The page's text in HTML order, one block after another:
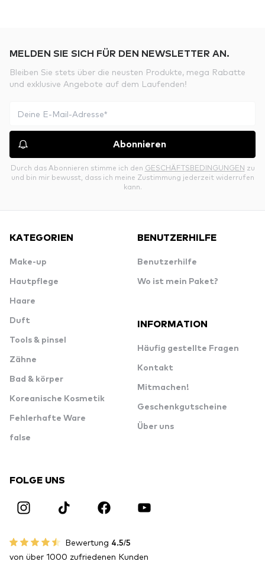
MELDEN SIE SICH FÜR DEN NEWSLETTER AN.
Bleiben Sie stets über die neusten Produkte, mega Rabatte
und exklusive Angebote auf dem Laufenden!
Abonnieren
Durch das Abonnieren stimme ich den GESCHÄFTSBEDINGUNGEN zu
und bin mir bewusst, dass ich meine Zustimmung jederzeit widerrufen
kann.
KATEGORIEN
Make-up
Hautpflege
Haare
Duft
Tools & pinsel
Zähne
Bad & körper
Koreanische Kosmetik
Fehlerhafte Ware
false
BENUTZERHILFE
Benutzerhilfe
Wo ist mein Paket?
INFORMATION
Häufig gestellte Fragen
Kontakt
Mitmachen!
Geschenkgutscheine
Über uns
FOLGE UNS
Bewertung 4.5/5
von über 1000 zufriedenen Kunden